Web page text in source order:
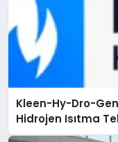
Kleen-Hy-Dro-
Hidrojen Isıtma
Düzenleyici